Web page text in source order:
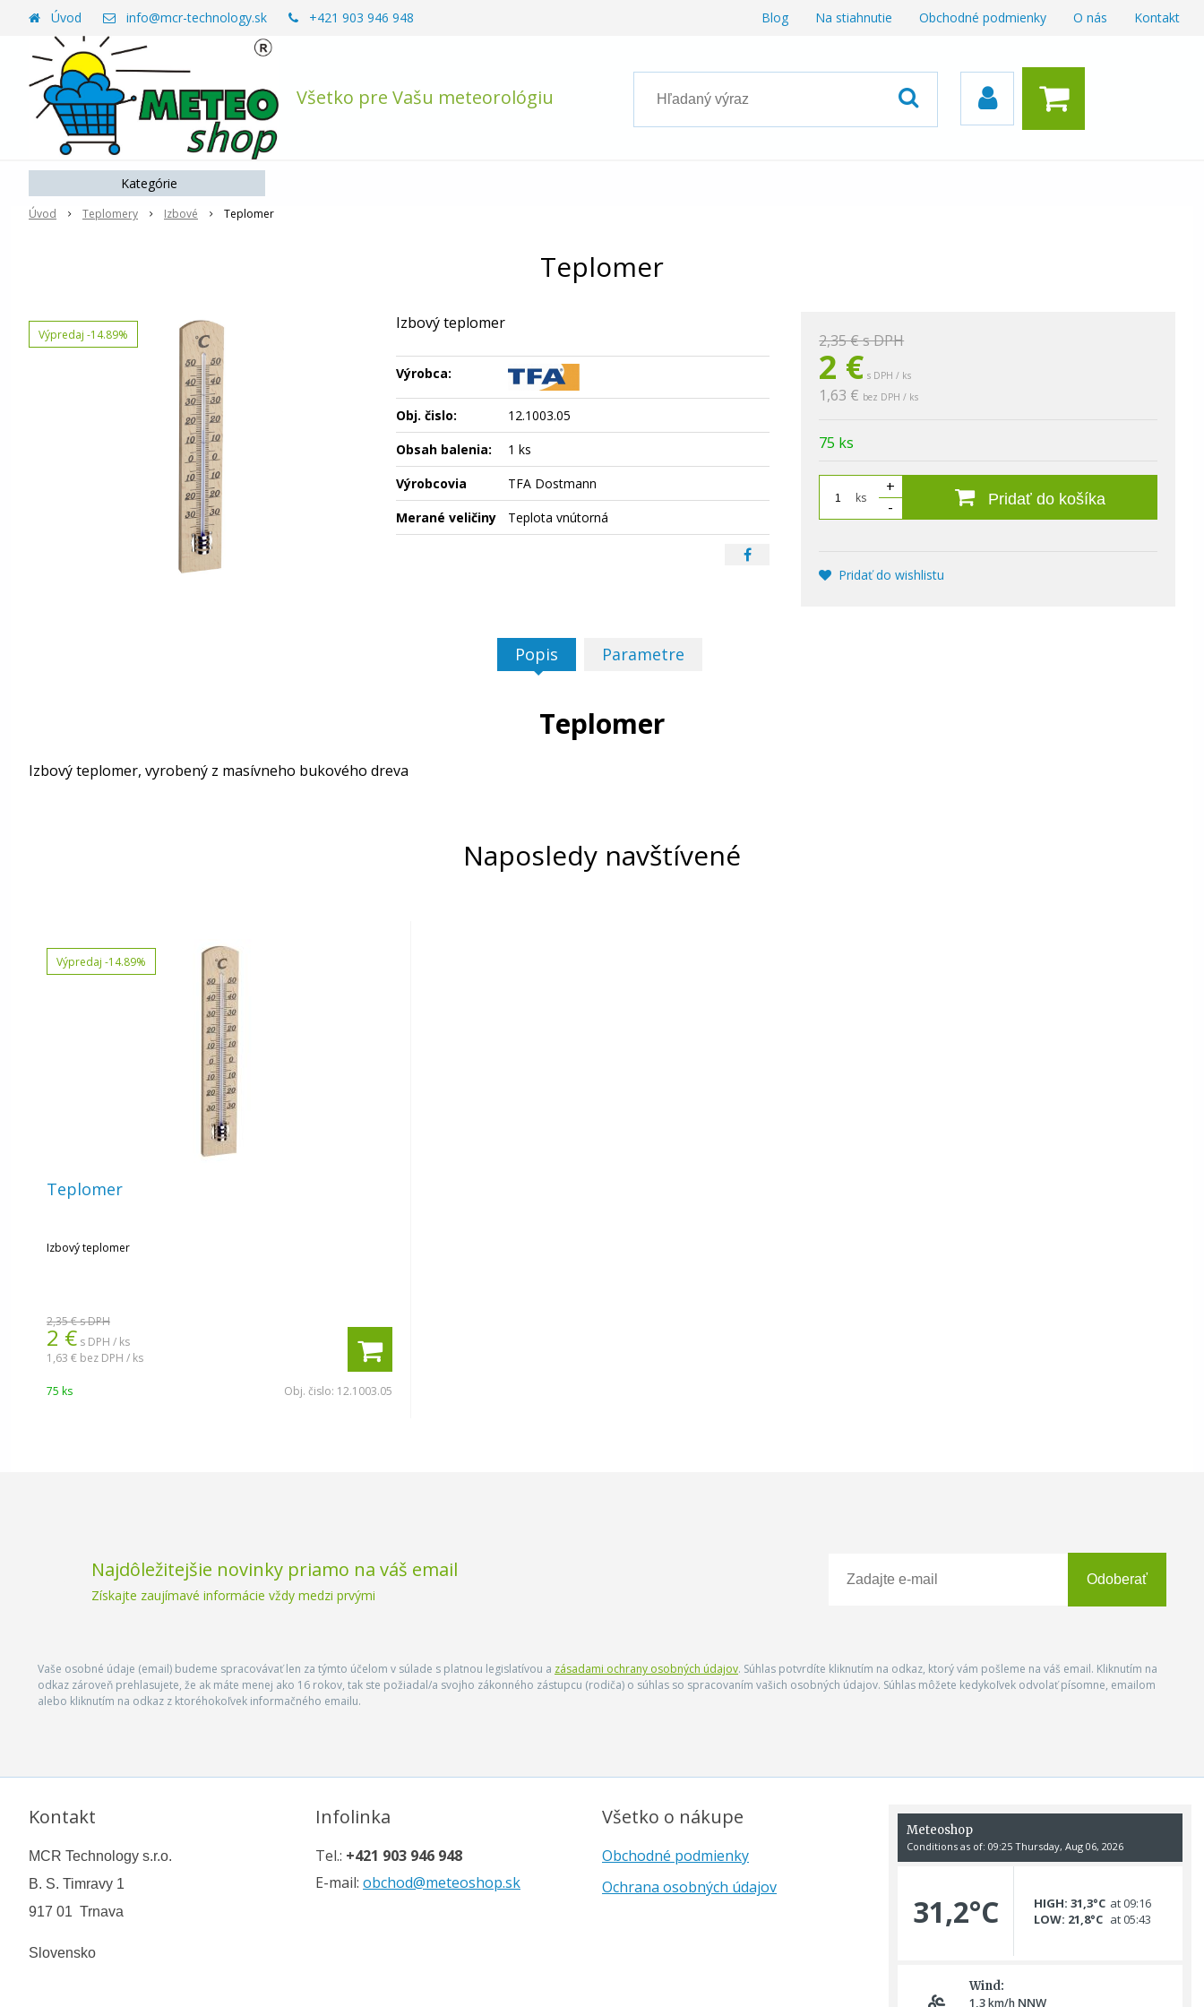
Všetko pre Vašu meteorológiu
Úvod info@mcr-technology.sk +421 903 946 948 Blog Na stiahnutie Obchodné podmienky O nás Kontakt
Úvod Teplomery Izbové Teplomer
Teplomer
Výpredaj -14.89% 2,35 €s DPH
2 € s DPH / ks
1,63 € bez DPH / ks
75 ks
ks
+
-
Pridať do košíka
Pridať do wishlistu
Izbový teplomer
Výrobca:
Obj. čislo:
12.1003.05
Obsah balenia:
1 ks
Výrobcovia
TFA Dostmann
Merané veličiny
Teplota vnútorná
Popis Parametre
Teplomer
Izbový teplomer, vyrobený z masívneho bukového dreva
Naposledy navštívené
Výpredaj -14.89%
Teplomer
Izbový teplomer
2,35 €s DPH
2 € s DPH / ks
1,63 € bez DPH / ks
75 ks Obj. čislo: 12.1003.05
Kategórie
Najdôležitejšie novinky priamo na váš email
Získajte zaujímavé informácie vždy medzi prvými
Odoberať
Vaše osobné údaje (email) budeme spracovávať len za týmto účelom v súlade s platnou legislatívou a zásadami ochrany osobných údajov. Súhlas potvrdíte kliknutím na odkaz, ktorý vám pošleme na váš email. Kliknutím na
odkaz zároveň prehlasujete, že ak máte menej ako 16 rokov, tak ste požiadal/a svojho zákonného zástupcu (rodiča) o súhlas so spracovaním vašich osobných údajov. Súhlas môžete kedykoľvek odvolať písomne, emailom
alebo kliknutím na odkaz z ktoréhokoľvek informačného emailu.
Kontakt
MCR Technology s.r.o.
B. S. Timravy 1
917 01 Trnava
Slovensko
Infolinka
Tel.: +421 903 946 948
E-mail: obchod@meteoshop.sk
Všetko o nákupe
Obchodné podmienky
Ochrana osobných údajov